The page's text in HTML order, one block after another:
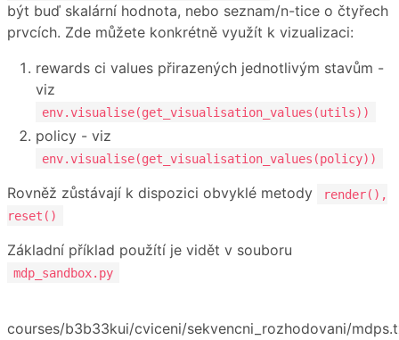
být buď skalární hodnota, nebo seznam/n-tice o čtyřech
prvcích. Zde můžete konkrétně využít k vizualizaci:
rewards ci values přirazených jednotlivým stavům -
viz
env.visualise(get_visualisation_values(utils))
policy - viz
env.visualise(get_visualisation_values(policy))
Rovněž zůstávají k dispozici obvyklé metody
render(),
reset()
Základní příklad použítí je vidět v souboru
mdp_sandbox.py
courses/b3b33kui/cviceni/sekvencni_rozhodovani/